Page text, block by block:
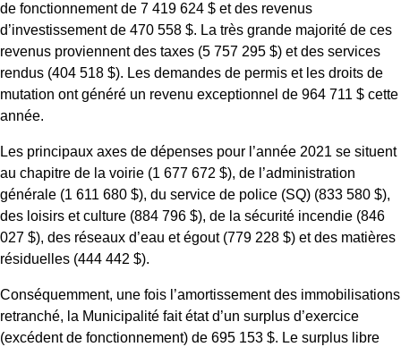
de fonctionnement de 7 419 624 $ et des revenus
d’investissement de 470 558 $. La très grande majorité de ces
revenus proviennent des taxes (5 757 295 $) et des services
rendus (404 518 $). Les demandes de permis et les droits de
mutation ont généré un revenu exceptionnel de 964 711 $ cette
année.
Les principaux axes de dépenses pour l’année 2021 se situent
au chapitre de la voirie (1 677 672 $), de l’administration
générale (1 611 680 $), du service de police (SQ) (833 580 $),
des loisirs et culture (884 796 $), de la sécurité incendie (846
027 $), des réseaux d’eau et égout (779 228 $) et des matières
résiduelles (444 442 $).
Conséquemment, une fois l’amortissement des immobilisations
retranché, la Municipalité fait état d’un surplus d’exercice
(excédent de fonctionnement) de 695 153 $. Le surplus libre